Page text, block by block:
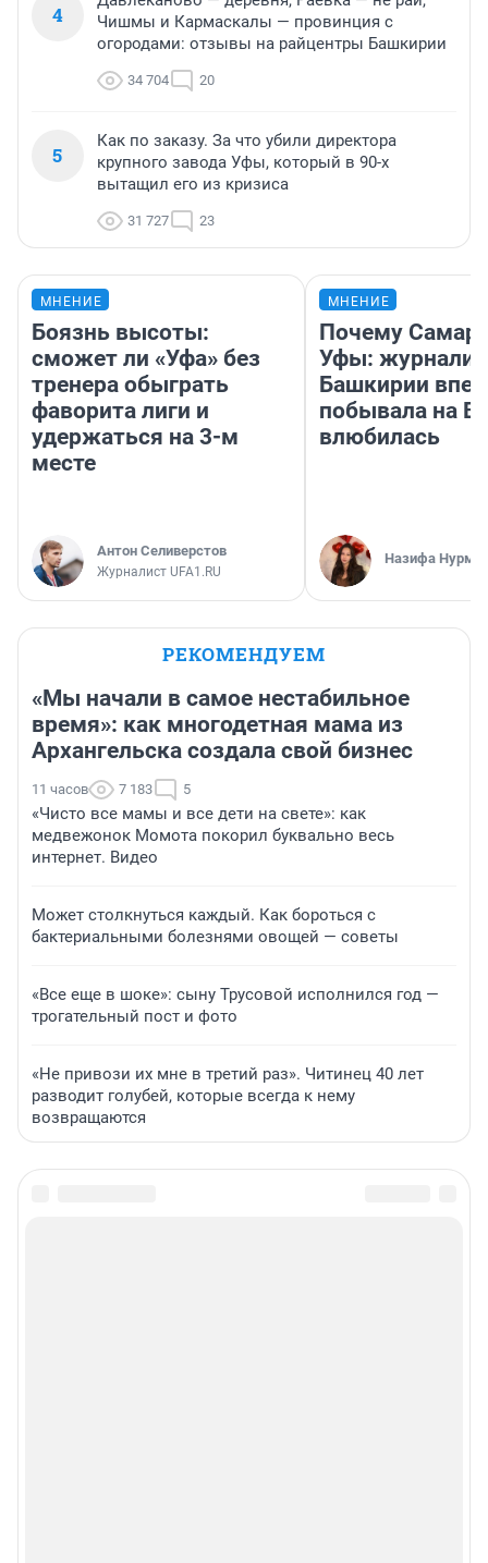
4
Чишмы и Кармаскалы — провинция с
огородами: отзывы на райцентры Башкирии
34 704 20
5
Как по заказу. За что убили директора
крупного завода Уфы, который в 90-х
вытащил его из кризиса
31 727 23
МНЕНИЕ
Боязнь высоты:
сможет ли «Уфа» без
тренера обыграть
фаворита лиги и
удержаться на 3-м
месте
Антон Селиверстов
Журналист UFA1.RU
МНЕНИЕ
Почему
Уфы:
Башкирии
побывала на
влюбилась
Назифа
РЕКОМЕНДУЕМ
«Мы начали в самое нестабильное
время»: как многодетная мама из
Архангельска создала свой бизнес
11 часов 7 183 5
«Чисто все мамы и все дети на свете»: как
медвежонок Момота покорил буквально весь
интернет. Видео
Может столкнуться каждый. Как бороться с
бактериальными болезнями овощей — советы
«Все еще в шоке»: сыну Трусовой исполнился год —
трогательный пост и фото
«Не привози их мне в третий раз». Читинец 40 лет
разводит голубей, которые всегда к нему
возвращаются